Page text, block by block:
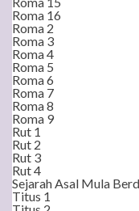
Roma 16
Roma 2
Roma 3
Roma 4
Roma 5
Roma 6
Roma 7
Roma 8
Roma 9
Rut 1
Rut 2
Rut 3
Rut 4
Sejarah Asal Mula
Titus 1